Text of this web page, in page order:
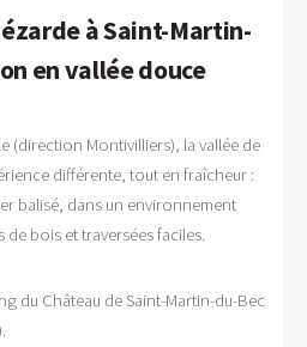
à Saint-Martin-
en vallée douce
(direction Montivilliers), la vallée de
différente, tout en fraîcheur :
balisé, dans un environnement
bois et traversées faciles.
du Château de Saint-Martin-du-Bec